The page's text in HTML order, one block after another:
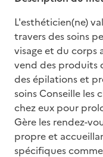
L'esthéticien(ne)
travers des soins
visage et du corps
vend des produits
des épilations et
soins Conseille les
chez eux pour
Gère les rendez-
propre et
spécifiques